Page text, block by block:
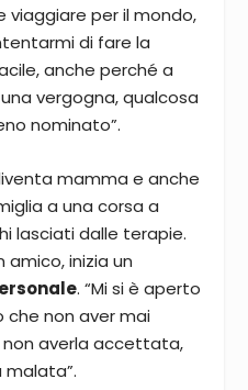
viaggiare per il mondo,
di fare la
anche perché a
vergogna, qualcosa
nominato”.
mamma e anche
a una corsa a
lasciati dalle terapie.
amico, inizia un
. “Mi si è aperto
che non aver mai
averla accettata,
malata”.